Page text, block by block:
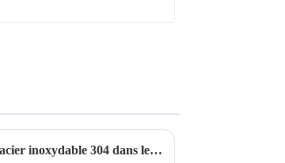
L'acier inoxydable 316 est-il meilleur que l'acier inoxydable 304 dans les gobelets à eau en acier inoxydable ?